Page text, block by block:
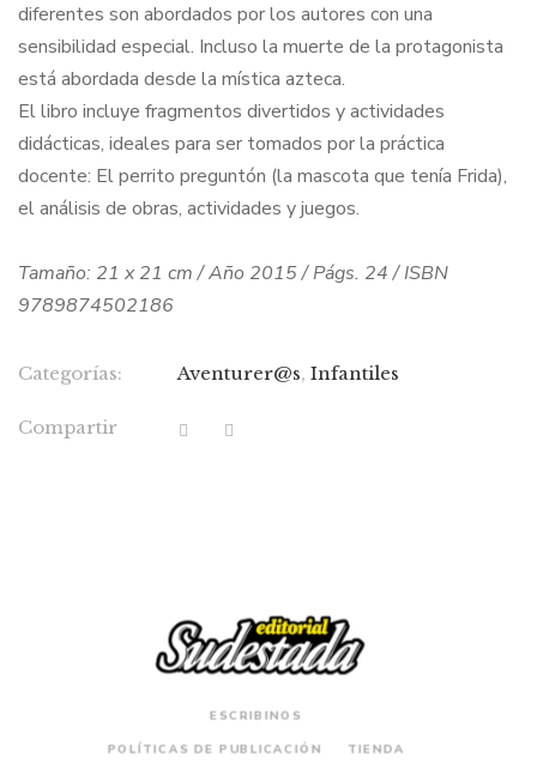
diferentes son abordados por los autores con una
sensibilidad especial. Incluso la muerte de la protagonista
está abordada desde la mística azteca.
El libro incluye fragmentos divertidos y actividades
didácticas, ideales para ser tomados por la práctica
docente: El perrito preguntón (la mascota que tenía Frida),
el análisis de obras, actividades y juegos.
Tamaño: 21 x 21 cm / Año 2015 / Págs. 24 / ISBN
9789874502186
Categorías: Aventurer@s, Infantiles
Compartir
ESCRIBINOS
POLÍTICAS DE PUBLICACIÓN TIENDA